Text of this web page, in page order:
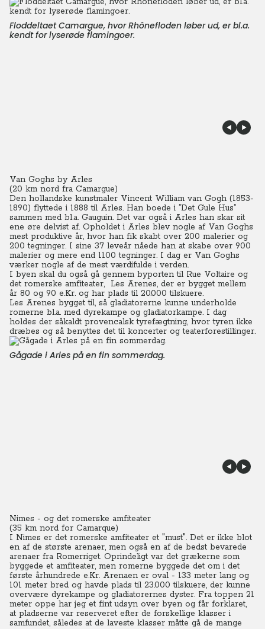
Floddeltaet Camargue, hvor Rhônefloden løber ud, er bl.a.
kendt for lyserøde flamingoer.
Van Goghs by Arles
(20 km nord fra Camargue)
Den hollandske kunstmaler Vincent William van Gogh (1853-
1890) flyttede i 1888 til Arles. Han boede i ”Det Gule Hus”
sammen med bl.a. Gauguin. Det var også i Arles han skar sit
ene øre delvist af. Opholdet i Arles blev nogle af Van Goghs
mest produktive år, hvor han fik skabt over 200 malerier og
200 tegninger. I sine 37 leveår nåede han at skabe over 900
malerier og mere end 1100 tegninger. I dag er Van Goghs
værker nogle af de mest værdifulde i verden.
I byen skal du også gå gennem byporten til Rue Voltaire og
det romerske amfiteater, Les Arenes, der er bygget mellem
år 80 og 90 e.Kr. og har plads til 20.000 tilskuere.
Les Arenes bygget til, så gladiatorerne kunne underholde
romerne bl.a. med dyrekampe og gladiatorkampe. I dag
holdes der såkaldt provencalsk tyrefægtning, hvor tyren ikke
dræbes og så benyttes det til koncerter og teaterforestillinger.
Gågade i Arles på en fin sommerdag.
Nimes - og det romerske amfiteater
(35 km nord for Camarque)
I Nimes er det romerske amfiteater et "must". Det er ikke blot
en af de største arenaer, men også en af de bedst bevarede
arenaer fra Romerriget. Oprindeligt var det grækerne som
byggede et amfiteater, men romerne byggede det om i det
første århundrede e.Kr. Arenaen er oval - 133 meter lang og
101 meter bred og havde plads til 23.000 tilskuere, der kunne
overvære dyrekampe og gladiatorernes dyster. Fra toppen 21
meter oppe har jeg et fint udsyn over byen og får forklaret,
at pladserne var reserveret efter de forskellige klasser i
samfundet, således at de laveste klasser måtte gå de mange